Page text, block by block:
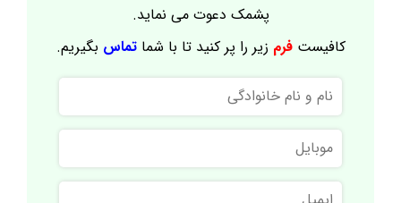
پشمک دعوت می نماید.
کافیستفرم زیر را پر کنید تا با شماتماس بگیریم.
نام
و
نام
خانوادگی
موبایل
ایمیل